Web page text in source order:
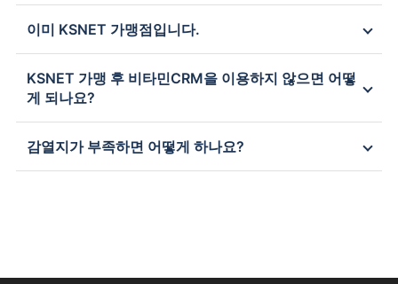
이미 KSNET 가맹점입니다.
KSNET 가맹 후 비타민CRM을 이용하지 않으면 어떻
게 되나요?
감열지가 부족하면 어떻게 하나요?